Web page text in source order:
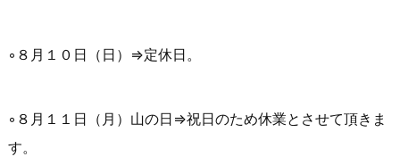
◦８月１０日（日）⇒定休日。
◦８月１１日（月）山の日⇒祝日のため休業とさせて頂きま
す。